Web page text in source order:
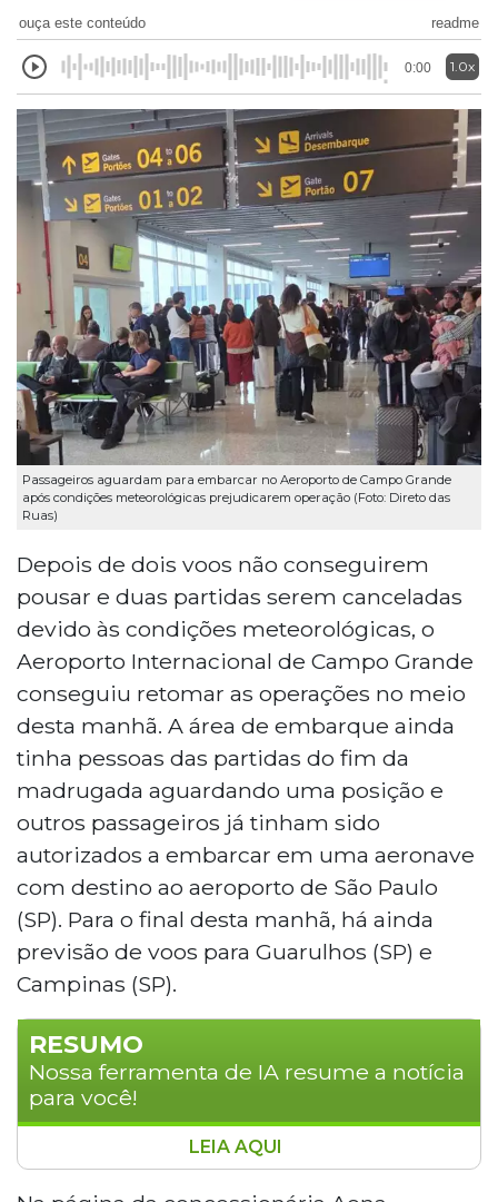
ouça este conteúdo readme
0:00 1.0x
Passageiros aguardam para embarcar no Aeroporto de Campo Grande
após condições meteorológicas prejudicarem operação (Foto: Direto das
Ruas)
Depois de dois voos não conseguirem
pousar e duas partidas serem canceladas
devido às condições meteorológicas, o
Aeroporto Internacional de Campo Grande
conseguiu retomar as operações no meio
desta manhã. A área de embarque ainda
tinha pessoas das partidas do fim da
madrugada aguardando uma posição e
outros passageiros já tinham sido
autorizados a embarcar em uma aeronave
com destino ao aeroporto de São Paulo
(SP). Para o final desta manhã, há ainda
previsão de voos para Guarulhos (SP) e
Campinas (SP).
RESUMO
Nossa ferramenta de IA resume a notícia
para você!
O Aeroporto Internacional de Campo
LEIA AQUI